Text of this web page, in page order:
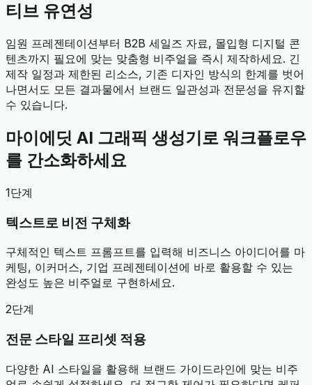
티브 유연성
임원 프레젠테이션부터 B2B 세일즈 자료, 몰입형 디지털 콘
텐츠까지 필요에 맞는 맞춤형 비주얼을 즉시 제작하세요. 긴
제작 일정과 제한된 리소스, 기존 디자인 방식의 한계를 벗어
나면서도 모든 결과물에서 브랜드 일관성과 전문성을 유지할
수 있습니다.
마이에딧 AI 그래픽 생성기로 워크플로우
를 간소화하세요
1단계
텍스트로 비전 구체화
구체적인 텍스트 프롬프트를 입력해 비즈니스 아이디어를 마
케팅, 이커머스, 기업 프레젠테이션에 바로 활용할 수 있는
완성도 높은 비주얼로 구현하세요.
2단계
전문 스타일 프리셋 적용
다양한 AI 스타일을 활용해 브랜드 가이드라인에 맞는 비주